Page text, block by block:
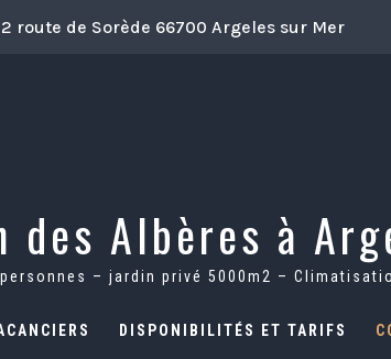
route de Sorède 66700 Argeles sur Mer
des Albères à
– jardin privé 5000m2 –
DISPONIBILITÉS ET TARIFS